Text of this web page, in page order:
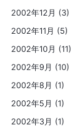
2002年12月 (3)
2002年11月 (5)
2002年10月 (11)
2002年9月 (10)
2002年8月 (1)
2002年5月 (1)
2002年3月 (1)